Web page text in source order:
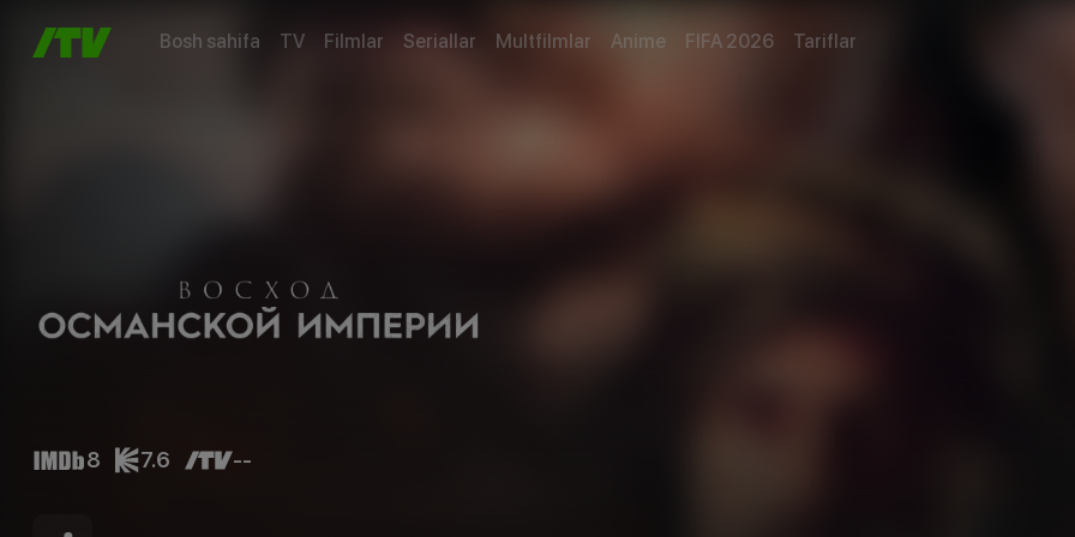
Bosh sahifa TV Filmlar Seriallar Multfilmlar Anime FIFA 2026 Tariflar
8 7.6 --